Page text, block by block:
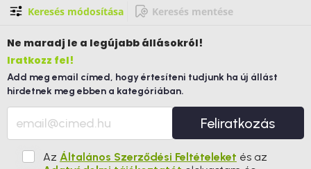
Keresés módosítása Keresés mentése
Ne maradj le a legújabb állásokról!
Iratkozz fel!
Add meg email címed, hogy értesíteni tudjunk ha új állást
hirdetnek meg ebben a kategóriában.
Feliratkozás
Az Általános Szerződési Feltételeket és az